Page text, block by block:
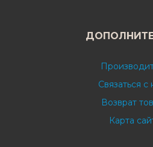
Связаться с
Возврат
Карта